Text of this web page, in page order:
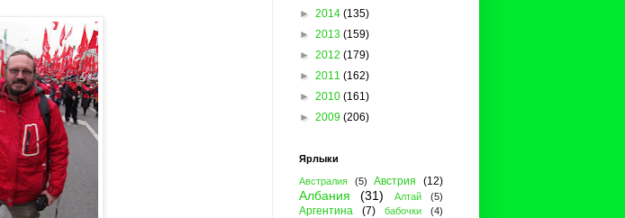
► 2014 (135)
► 2013 (159)
► 2012 (179)
► 2011 (162)
► 2010 (161)
► 2009 (206)
Ярлыки
Австралия (5) Австрия (12)
Албания (31) Алтай (5)
Аргентина (7) бабочки (4)